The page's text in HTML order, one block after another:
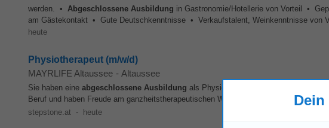
werden. • Abgeschlossene Ausbildung in Gastronomie/Hotellerie von Vorteil •
am Gästekontakt • Gute Deutschkenntnisse • Verkaufstalent, Weinkenntnisse von
heute
Physiotherapeut (m/w/d)
MAYRLIFE Altaussee - Altaussee
Sie haben eine abgeschlossene Ausbildung als Physiotherapeut (Nostrifikation für
Beruf und haben Freude am ganzheitstherapeutischen Wirken am Menschen. •
stepstone.at - heute